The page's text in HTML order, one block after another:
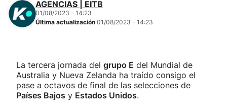
AGENCIAS | EITB
01/08/2023 - 14:23
Última actualización 01/08/2023 - 14:23
La tercera jornada del grupo E del Mundial de
Australia y Nueva Zelanda ha traído consigo el
pase a octavos de final de las selecciones de
Países Bajos y Estados Unidos.